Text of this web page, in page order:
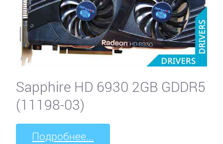
Sapphire HD 6930 2GB GDDR5
(11198-03)
Подробнее...